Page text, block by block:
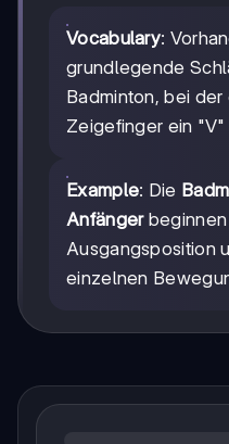
Vocabulary:
grundlegende
Badminton, bei
Zeigefinger ein
Example: Die
Anfängerbeginnen
Ausgangsposition
einzelnen